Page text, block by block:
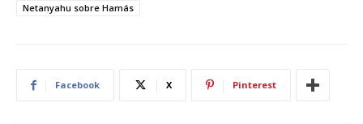
Netanyahu sobre Hamás
Facebook X Pinterest